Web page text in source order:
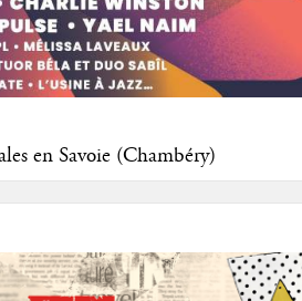
en Savoie (Chambéry)